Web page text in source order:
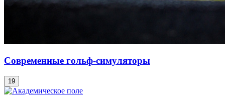
Современные гольф-симуляторы
19